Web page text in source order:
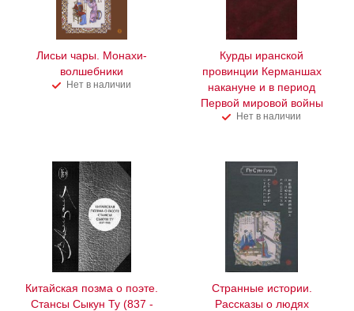
Лисьи чары. Монахи-
волшебники
Нет в наличии
Курды иранской
провинции Керманшах
накануне и в период
Первой мировой войны
Нет в наличии
Китайская позма о поэте.
Стансы Сыкун Ту (837 -
Странные истории.
Рассказы о людях